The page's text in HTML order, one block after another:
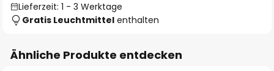
Lieferzeit: 1 - 3 Werktage
Gratis Leuchtmittel enthalten
Ähnliche Produkte entdecken